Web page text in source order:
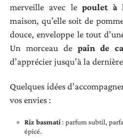
merveille avec le poulet à
maison, qu’elle soit de
douce, enveloppe le tout
Un morceau de pain de
d’apprécier jusqu’à la
Quelques idées
vos envies :
Riz basmati: parfum subtil,
épicé.